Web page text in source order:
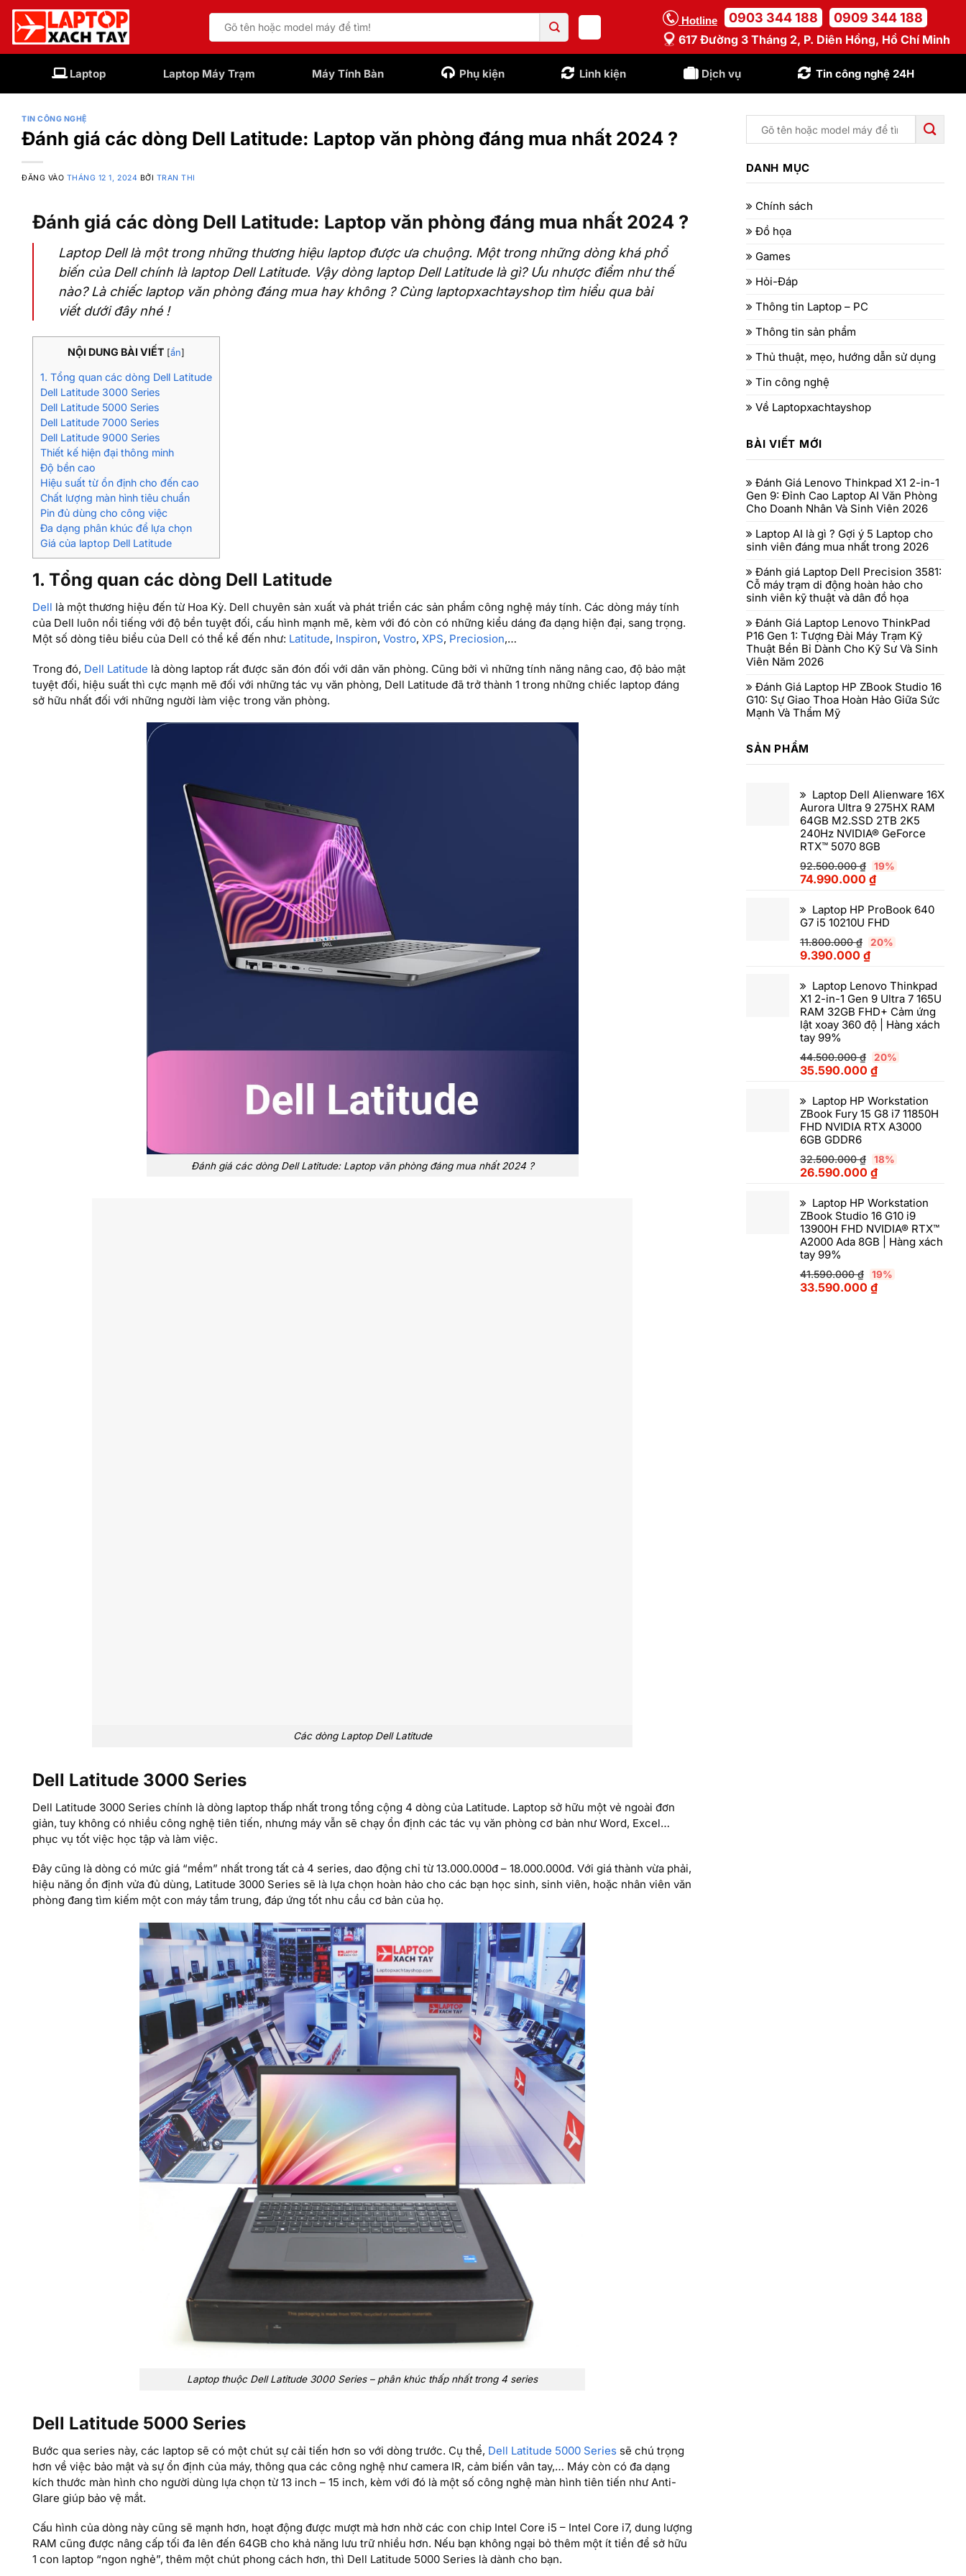
Bỏ
qua
nội
dung
Tìm
kiếm:
Hotline 0903 344 188 0909 344 188
617 Đường 3 Tháng 2, P. Diên Hồng, Hồ Chí Minh
Laptop Laptop Máy Trạm Máy Tính Bàn Phụ kiện Linh kiện Dịch vụ Tin công nghệ 24H
TIN CÔNG NGHỆ
Đánh giá các dòng Dell Latitude: Laptop văn phòng đáng mua nhất 2024 ?
ĐĂNG VÀO THÁNG 12 1, 2024 BỞI TRAN THI
Đánh giá các dòng Dell Latitude: Laptop văn phòng đáng mua nhất 2024 ?
Laptop Dell là một trong những thương hiệu laptop được ưa chuộng. Một trong những dòng khá phổ
biến của Dell chính là laptop Dell Latitude. Vậy dòng laptop Dell Latitude là gì? Ưu nhược điểm như thế
nào? Là chiếc laptop văn phòng đáng mua hay không ? Cùng laptopxachtayshop tìm hiểu qua bài
viết dưới đây nhé !
NỘI DUNG BÀI VIẾT [ẩn]
1. Tổng quan các dòng Dell Latitude
Dell Latitude 3000 Series
Dell Latitude 5000 Series
Dell Latitude 7000 Series
Dell Latitude 9000 Series
Thiết kế hiện đại thông minh
Độ bền cao
Hiệu suất từ ổn định cho đến cao
Chất lượng màn hình tiêu chuẩn
Pin đủ dùng cho công việc
Đa dạng phân khúc để lựa chọn
Giá của laptop Dell Latitude
1. Tổng quan các dòng Dell Latitude
Dell là một thương hiệu đến từ Hoa Kỳ. Dell chuyên sản xuất và phát triển các sản phẩm công nghệ máy tính. Các dòng máy tính
của Dell luôn nổi tiếng với độ bền tuyệt đối, cấu hình mạnh mẽ, kèm với đó còn có những kiểu dáng đa dạng hiện đại, sang trọng.
Một số dòng tiêu biểu của Dell có thể kể đến như: Latitude, Inspiron, Vostro, XPS, Preciosion,…
Trong đó, Dell Latitude là dòng laptop rất được săn đón đối với dân văn phòng. Cũng bởi vì những tính năng nâng cao, độ bảo mật
tuyệt đối, hiệu suất thì cực mạnh mẽ đối với những tác vụ văn phòng, Dell Latitude đã trở thành 1 trong những chiếc laptop đáng
sở hữu nhất đối với những người làm việc trong văn phòng.
Đánh giá các dòng Dell Latitude: Laptop văn phòng đáng mua nhất 2024 ?
Các dòng Laptop Dell Latitude
Dell Latitude 3000 Series
Dell Latitude 3000 Series chính là dòng laptop thấp nhất trong tổng cộng 4 dòng của Latitude. Laptop sở hữu một vẻ ngoài đơn
giản, tuy không có nhiều công nghệ tiên tiến, nhưng máy vẫn sẽ chạy ổn định các tác vụ văn phòng cơ bản như Word, Excel…
phục vụ tốt việc học tập và làm việc.
Đây cũng là dòng có mức giá “mềm” nhất trong tất cả 4 series, dao động chỉ từ 13.000.000đ – 18.000.000đ. Với giá thành vừa phải,
hiệu năng ổn định vửa đủ dùng, Latitude 3000 Series sẽ là lựa chọn hoàn hảo cho các bạn học sinh, sinh viên, hoặc nhân viên văn
phòng đang tìm kiếm một con máy tầm trung, đáp ứng tốt nhu cầu cơ bản của họ.
Laptop thuộc Dell Latitude 3000 Series – phân khúc thấp nhất trong 4 series
Dell Latitude 5000 Series
Bước qua series này, các laptop sẽ có một chút sự cải tiến hơn so với dòng trước. Cụ thể, Dell Latitude 5000 Series sẽ chú trọng
hơn về việc bảo mật và sự ổn định của máy, thông qua các công nghệ như camera IR, cảm biến vân tay,… Máy còn có đa dạng
kích thước màn hình cho người dùng lựa chọn từ 13 inch – 15 inch, kèm với đó là một số công nghệ màn hình tiên tiến như Anti-
Glare giúp bảo vệ mắt.
Cấu hình của dòng này cũng sẽ mạnh hơn, hoạt động được mượt mà hơn nhờ các con chip Intel Core i5 – Intel Core i7, dung lượng
RAM cũng được nâng cấp tối đa lên đến 64GB cho khả năng lưu trữ nhiều hơn. Nếu bạn không ngại bỏ thêm một ít tiền để sở hữu
1 con laptop “ngon nghẻ”, thêm một chút phong cách hơn, thì Dell Latitude 5000 Series là dành cho bạn.
DANH MỤC
Chính sách
Đồ họa
Games
Hỏi-Đáp
Thông tin Laptop – PC
Thông tin sản phẩm
Thủ thuật, mẹo, hướng dẫn sử dụng
Tin công nghệ
Về Laptopxachtayshop
BÀI VIẾT MỚI
Đánh Giá Lenovo Thinkpad X1 2-in-1
Gen 9: Đỉnh Cao Laptop AI Văn Phòng
Cho Doanh Nhân Và Sinh Viên 2026
Laptop AI là gì ? Gợi ý 5 Laptop cho
sinh viên đáng mua nhất trong 2026
Đánh giá Laptop Dell Precision 3581:
Cỗ máy trạm di động hoàn hảo cho
sinh viên kỹ thuật và dân đồ họa
Đánh Giá Laptop Lenovo ThinkPad
P16 Gen 1: Tượng Đài Máy Trạm Kỹ
Thuật Bền Bỉ Dành Cho Kỹ Sư Và Sinh
Viên Năm 2026
Đánh Giá Laptop HP ZBook Studio 16
G10: Sự Giao Thoa Hoàn Hảo Giữa Sức
Mạnh Và Thẩm Mỹ
SẢN PHẨM
Laptop Dell Alienware 16X
Aurora Ultra 9 275HX RAM
64GB M2.SSD 2TB 2K5
240Hz NVIDIA® GeForce
RTX™ 5070 8GB
92.500.000₫ 19%
74.990.000 ₫
Laptop HP ProBook 640
G7 i5 10210U FHD
11.800.000₫ 20%
9.390.000 ₫
Laptop Lenovo Thinkpad
X1 2-in-1 Gen 9 Ultra 7 165U
RAM 32GB FHD+ Cảm ứng
lật xoay 360 độ | Hàng xách
tay 99%
44.500.000₫ 20%
35.590.000 ₫
Laptop HP Workstation
ZBook Fury 15 G8 i7 11850H
FHD NVIDIA RTX A3000
6GB GDDR6
32.500.000₫ 18%
26.590.000 ₫
Laptop HP Workstation
ZBook Studio 16 G10 i9
13900H FHD NVIDIA® RTX™
A2000 Ada 8GB | Hàng xách
tay 99%
41.590.000₫ 19%
33.590.000 ₫